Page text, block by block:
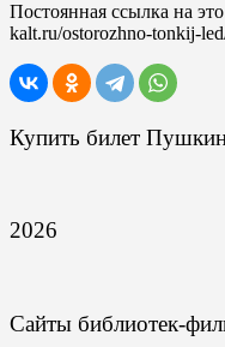
Постоянная ссылка на
kalt.ru/ostorozhno-tonkij-
Купить билет
2026
Сайты библиотек-